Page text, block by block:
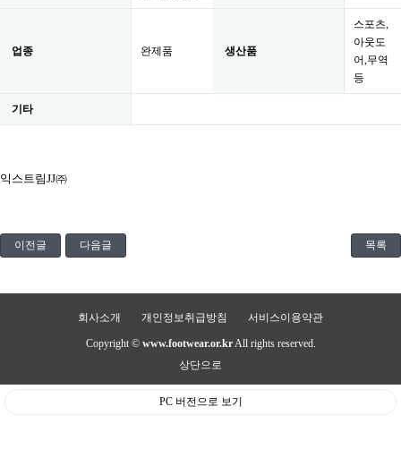
업종 완제품 생산품
스포츠,
아웃도
어,무역
등
기타
익스트림JJ㈜
이전글 다음글 목록
회사소개 개인정보취급방침 서비스이용약관
Copyright © www.footwear.or.krAll rights reserved.
상단으로
PC 버전으로 보기